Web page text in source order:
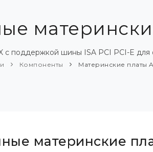
с поддержкой шины ISA PCI PCI-E
Компоненты Материнские платы
материнские